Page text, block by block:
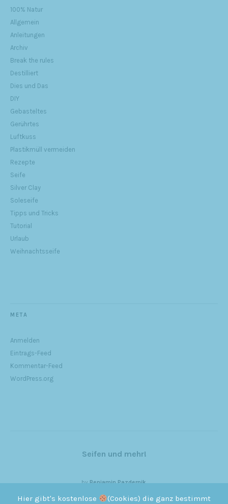
100% Natur
Allgemein
Anleitungen
Archiv
Break the rules
Destilliert
Dies und Das
DIY
Gebasteltes
Gerührtes
Luftkuss
Plastikmüll vermeiden
Rezepte
Seife
Silver Clay
Soleseife
Tipps und Tricks
Tutorial
Urlaub
Weihnachtsseife
META
Anmelden
Eintrags-Feed
Kommentar-Feed
WordPress.org
Seifen und mehr!
byBenjamin Pazdernik
Hier gibt's kostenlose (Cookies) die ganz bestimmt